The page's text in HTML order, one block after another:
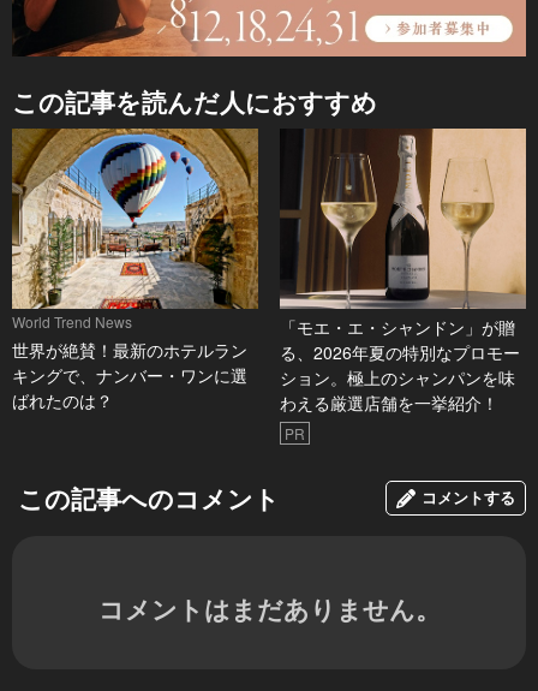
この記事を読んだ人におすすめ
World Trend News
世界が絶賛！最新のホテルラン
キングで、ナンバー・ワンに選
ばれたのは？
「モエ・エ・シャンドン」が贈
る、2026年夏の特別なプロモー
ション。極上のシャンパンを味
わえる厳選店舗を一挙紹介！
PR
この記事へのコメント コメントする
コメントはまだありません。